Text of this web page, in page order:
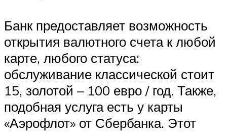
Банк предоставляет возможность
открытия валютного счета к любой
карте, любого статуса:
обслуживание классической стоит
15, золотой – 100 евро / год. Также,
подобная услуга есть у карты
«Аэрофлот» от Сбербанка. Этот